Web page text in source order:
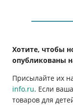
Хотите, чтобы
опубликованы
Присылайте их
info.ru. Если
товаров для